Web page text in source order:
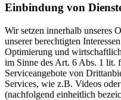
Einbindung von
Wir setzen innerhalb unseres
unserer berechtigten
Optimierung und
im Sinne des Art. 6 Abs. 1 lit.
Serviceangebote von
Services, wie z.B. Videos
(nachfolgend einheitlich